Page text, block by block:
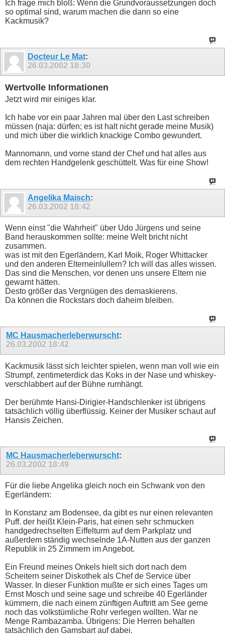
Ich frage mich bloß: Wenn die Grundvoraussetzungen doch
so optimal sind, warum machen die dann so eine
Kackmusik?
Docteur Le Mat:
26.03.2002 18:30
Wertvolle Informationen
Jetzt wird mir einiges klar.
Ich habe vor ein paar Jahren mal über den Last schreiben
müssen (naja: dürfen; es ist halt nicht gerade meine Musik)
und mich über die wirklich knackige Combo gewundert.
Mannomann, und vorne stand der Chef und hat alles aus
dem rechten Handgelenk geschüttelt. Was für eine Show!
Angelika Maisch:
26.03.2002 18:42
Wenn einst "die Wahrheit" über Udo Jürgens und seine
Band herauskommen sollte: meine Welt bricht nicht
zusammen.
was ist mit den Egerländern, Karl Moik, Roger Whittacker
und den anderen Elterneinlullern? Ich will das alles wissen.
Das sind die Menschen, vor denen uns unsere Eltern nie
gewarnt hätten.
Desto größer das Vergnügen des demaskierens.
Da können die Rockstars doch daheim bleiben.
MC Hausmacherleberwurscht:
26.03.2002 18:42
Kackmusik lässt sich leichter spielen, wenn man voll wie ein
Strumpf, zentimeterdick das Koks in der Nase und whiskey-
verschlabbert auf der Bühne rumhängt.
Der berühmte Hansi-Dirigier-Handschlenker ist übrigens
tatsächlich völlig überflüssig. Keiner der Musiker schaut auf
Hansis Zeichen.
MC Hausmacherleberwurscht:
26.03.2002 18:49
Für die liebe Angelika gleich noch ein Schwank von den
Egerländern:
In Konstanz am Bodensee, da gibt es nur einen relevanten
Puff. der heißt Klein-Paris, hat einen sehr schmucken
handgedrechselten Eiffelturm auf dem Parkplatz und
außerdem ständig wechselnde 1A-Nutten aus der ganzen
Republik in 25 Zimmern im Angebot.
Ein Freund meines Onkels hielt sich dort nach dem
Scheitern seiner Diskothek als Chef de Service über
Wasser. In dieser Funktion mußte er sich eines Tages um
Ernst Mosch und seine sage und schreibe 40 Egerländer
kümmern, die nach einem zünftigen Auftritt am See gerne
noch das volkstümliche Rohr verlegen wollten. War ne
Menge Rambazamba. Übrigens: Die Herren behalten
tatsächlich den Gamsbart auf dabei.